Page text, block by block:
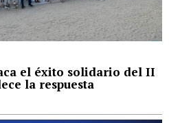
el éxito solidario del II
la respuesta